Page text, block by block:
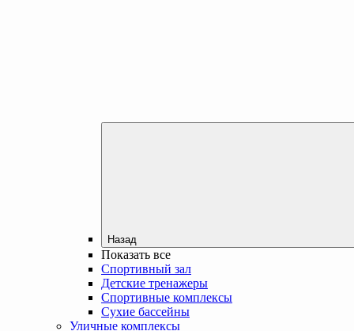
Назад
Показать все
Спортивный зал
Детские тренажеры
Спортивные комплексы
Сухие бассейны
Уличные комплексы